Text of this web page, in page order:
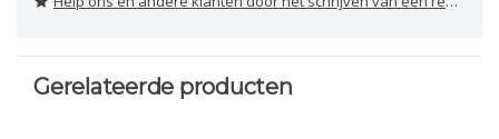
Gerelateerde producten